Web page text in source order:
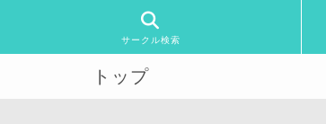
サークル検索
トップ